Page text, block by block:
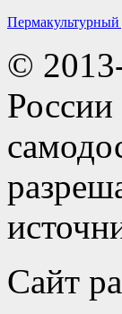
Пермакультурный
©
Сайт